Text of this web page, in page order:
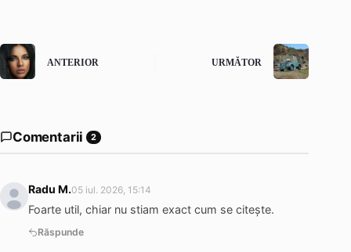
ANTERIOR URMĂTOR
Comentarii 2
Radu M.05 iul. 2026, 15:14
Foarte util, chiar nu stiam exact cum se citește.
Răspunde